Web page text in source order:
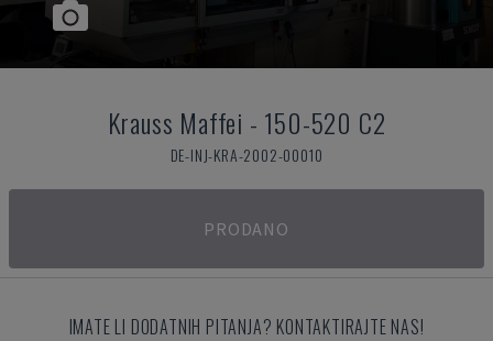
Krauss Maffei - 150-520 C2
DE-INJ-KRA-2002-00010
PRODANO
IMATE LI DODATNIH PITANJA? KONTAKTIRAJTE NAS!